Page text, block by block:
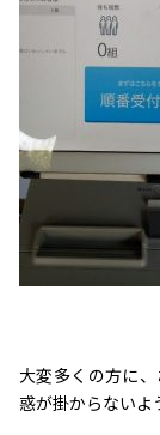
大変多くの方に
惑が掛からないよ